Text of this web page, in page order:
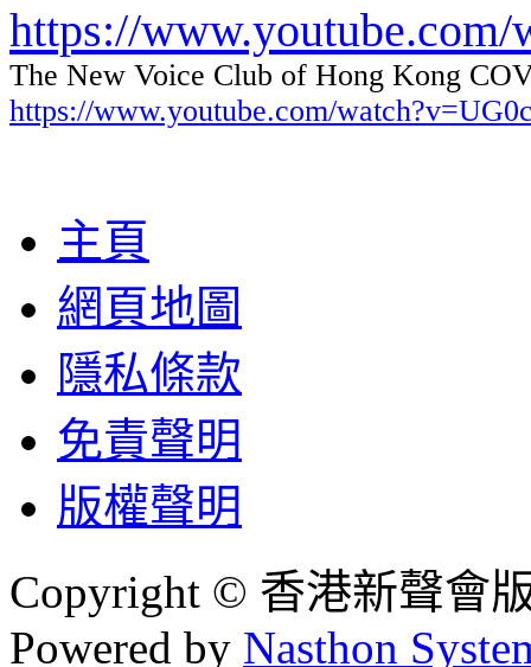
https://
The New Voice Club of Hong Kong
https://www.youtube.com/
主頁
網頁地圖
隱私條款
免責聲明
版權聲明
Copyright © 香港新聲會
Powered by Nasthon